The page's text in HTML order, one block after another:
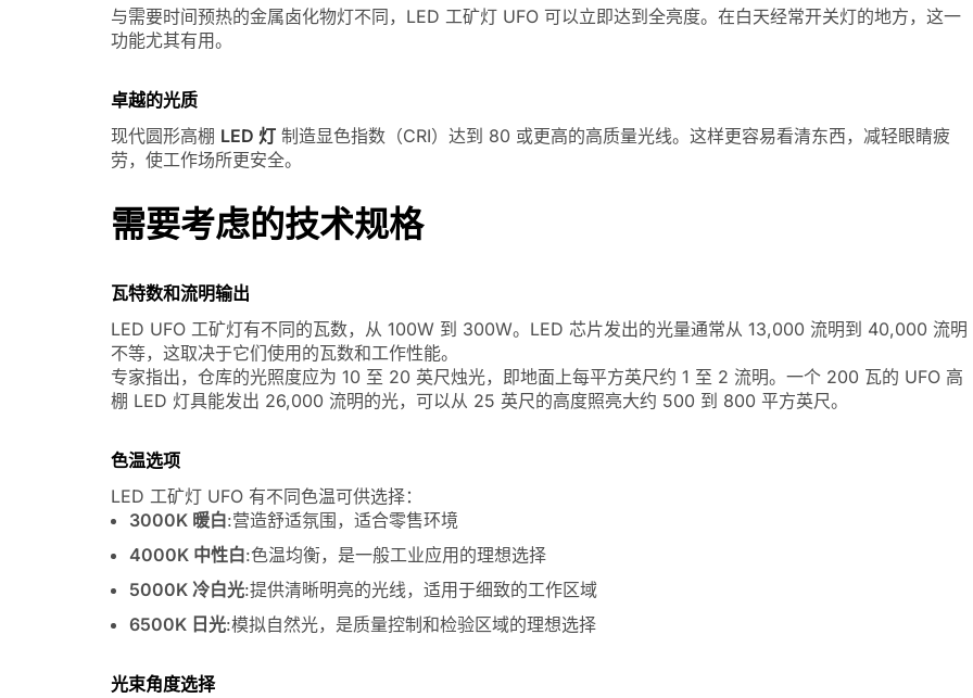
与需要时间预热的金属卤化物灯不同，LED 工矿灯 UFO 可以立即达到全亮度。在白天经常开关灯的地方，这一
功能尤其有用。
卓越的光质
现代圆形高棚 LED 灯 制造显色指数（CRI）达到 80 或更高的高质量光线。这样更容易看清东西，减轻眼睛疲
劳，使工作场所更安全。
需要考虑的技术规格
瓦特数和流明输出
LED UFO 工矿灯有不同的瓦数，从 100W 到 300W。LED 芯片发出的光量通常从 13,000 流明到 40,000 流明
不等，这取决于它们使用的瓦数和工作性能。
专家指出，仓库的光照度应为 10 至 20 英尺烛光，即地面上每平方英尺约 1 至 2 流明。一个 200 瓦的 UFO 高
棚 LED 灯具能发出 26,000 流明的光，可以从 25 英尺的高度照亮大约 500 到 800 平方英尺。
色温选项
LED 工矿灯 UFO 有不同色温可供选择：
3000K 暖白:营造舒适氛围，适合零售环境
4000K 中性白:色温均衡，是一般工业应用的理想选择
5000K 冷白光:提供清晰明亮的光线，适用于细致的工作区域
6500K 日光:模拟自然光，是质量控制和检验区域的理想选择
光束角度选择